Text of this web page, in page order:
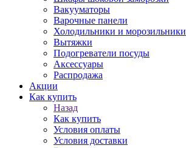
Вакууматоры
Варочные панели
Холодильники и морозильники
Вытяжки
Подогреватели посуды
Аксессуары
Распродажа
Акции
Как купить
Назад
Как купить
Условия оплаты
Условия доставки